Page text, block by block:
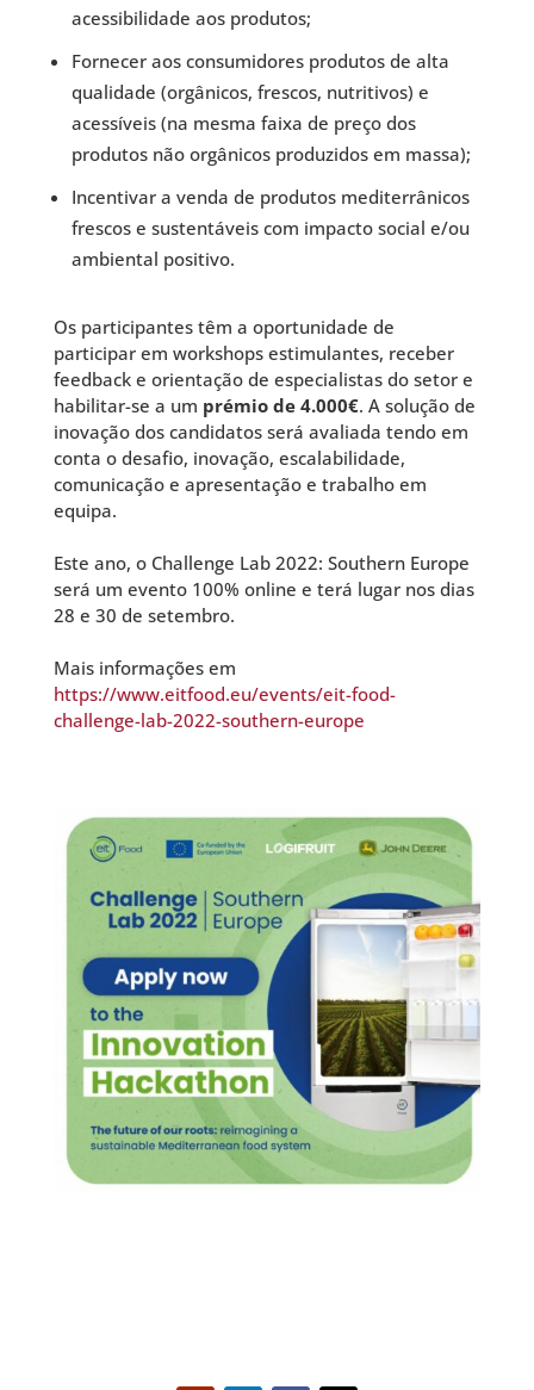
acessibilidade aos produtos;
Fornecer aos consumidores produtos de alta
qualidade (orgânicos, frescos, nutritivos) e
acessíveis (na mesma faixa de preço dos
produtos não orgânicos produzidos em massa);
Incentivar a venda de produtos mediterrânicos
frescos e sustentáveis ​​com impacto social e/ou
ambiental positivo.
Os participantes têm a oportunidade de
participar em workshops estimulantes, receber
feedback e orientação de especialistas do setor e
habilitar-se a um prémio de 4.000€. A solução de
inovação dos candidatos será avaliada tendo em
conta o desafio, inovação, escalabilidade,
comunicação e apresentação e trabalho em
equipa.
Este ano, o Challenge Lab 2022: Southern Europe
será um evento 100% online e terá lugar nos dias
28 e 30 de setembro.
Mais informações em
https://www.eitfood.eu/events/eit-food-
challenge-lab-2022-southern-europe